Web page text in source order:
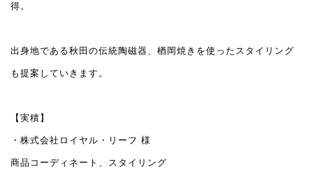
得。
出身地である秋田の伝統陶磁器、楢岡焼きを使ったスタイリング
も提案していきます。
【実積】
・株式会社ロイヤル・リーフ 様
商品コーディネート、スタイリング